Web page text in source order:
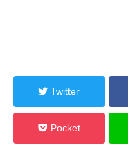
Twitter
Pocket